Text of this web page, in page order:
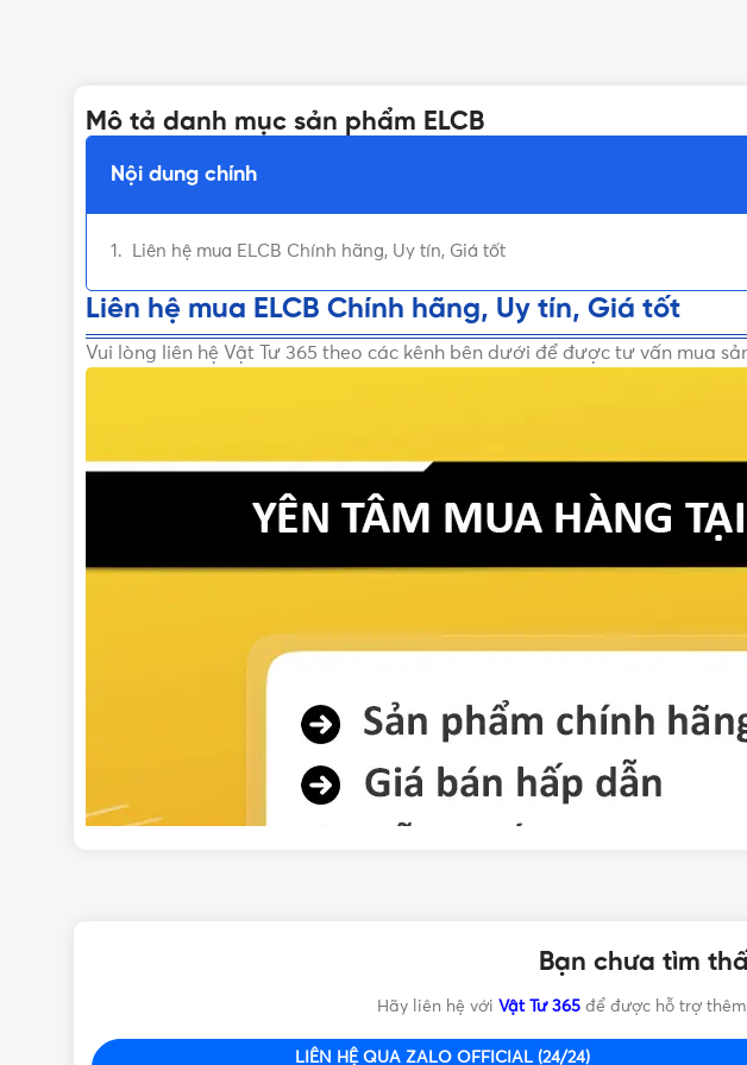
Mô tả danh mục sản phẩm ELCB
Nội dung chính
Liên hệ mua ELCB Chính hãng, Uy tín, Giá tốt
Liên hệ mua ELCB Chính hãng, Uy tín, Giá tốt
Vui lòng liên hệ Vật Tư 365 theo các kênh bên dưới để được tư vấn mua
Bạn chưa tìm
Hãy liên hệ với Vật Tư 365 để được hỗ trợ
LIÊN HỆ QUA ZALO OFFICIAL (24/24)